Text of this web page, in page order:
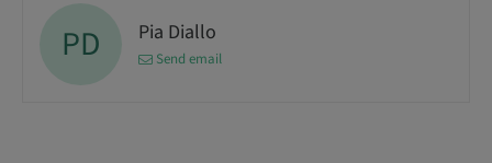
PD Pia Diallo
Send email